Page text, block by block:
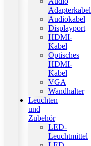
Adapterkabel
Audiokabel
Displayport
HDMI-
Kabel
Optisches
HDMI-
Kabel
VGA
Wandhalter
Leuchten
und
Zubehör
LED-
Leuchtmittel